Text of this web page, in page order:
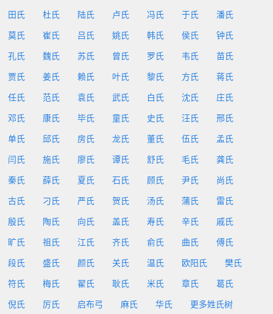
田氏 杜氏 陆氏 卢氏 冯氏 于氏 潘氏
莫氏 崔氏 吕氏 姚氏 韩氏 侯氏 钟氏
孔氏 魏氏 苏氏 曾氏 罗氏 韦氏 苗氏
贾氏 姜氏 赖氏 叶氏 黎氏 方氏 蒋氏
任氏 范氏 袁氏 武氏 白氏 沈氏 庄氏
邓氏 康氏 毕氏 童氏 史氏 汪氏 邢氏
单氏 邱氏 房氏 龙氏 董氏 伍氏 孟氏
闫氏 施氏 廖氏 谭氏 舒氏 毛氏 龚氏
秦氏 薛氏 夏氏 石氏 顾氏 尹氏 尚氏
古氏 刁氏 严氏 贺氏 汤氏 蒲氏 雷氏
殷氏 陶氏 向氏 盖氏 寿氏 辛氏 戚氏
旷氏 祖氏 江氏 齐氏 俞氏 曲氏 傅氏
段氏 盛氏 颜氏 关氏 温氏 欧阳氏 樊氏
符氏 梅氏 翟氏 耿氏 米氏 章氏 葛氏
倪氏 厉氏 启布弓 麻氏 华氏 更多姓氏树